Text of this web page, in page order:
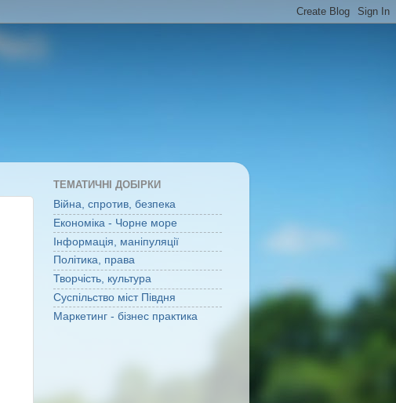
ТЕМАТИЧНІ ДОБІРКИ
Війна, спротив, безпека
Економіка - Чорне море
Інформація, маніпуляції
Політика, права
Творчість, культура
Суспільство міст Півдня
Маркетинг - бізнес практика